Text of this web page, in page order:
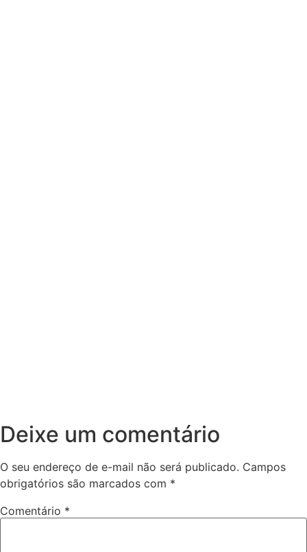
Deixe um comentário
O seu endereço de e-mail não será publicado. Campos
obrigatórios são marcados com *
Comentário *